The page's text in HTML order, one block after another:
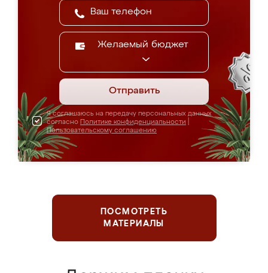
Желаемый бюджет
Отправить
Я соглашаюсь на передачу персональных данных
согласно Политике конфиденциальности
Пользовательскому соглашению
ПОСМОТРЕТЬ
МАТЕРИАЛЫ